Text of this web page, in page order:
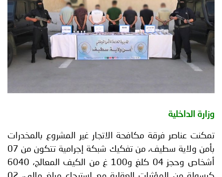
وفيديو
مجلة
أصداء
الأمانة
إعلانات
من
وزارة الداخلية
تمكنت عناصر فرقة مكافحة الاتجار غير المشروع بالمخدرات
بأمن ولاية سطيف، من تفكيك شبكة إجرامية تتكون من 07
أشخاص وحجز 04 كلغ و100 غ من الكيف المعالج، 6040